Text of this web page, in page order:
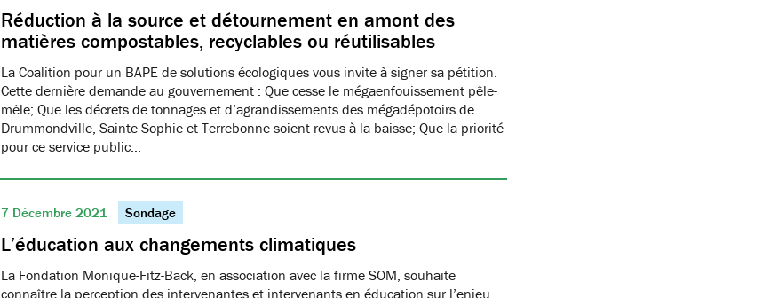
Réduction à la source et détournement en amont des
matières compostables, recyclables ou réutilisables
La Coalition pour un BAPE de solutions écologiques vous invite à signer sa pétition.
Cette dernière demande au gouvernement : Que cesse le mégaenfouissement pêle-
mêle; Que les décrets de tonnages et d’agrandissements des mégadépotoirs de
Drummondville, Sainte-Sophie et Terrebonne soient revus à la baisse; Que la priorité
pour ce service public…
7 Décembre 2021 Sondage
L’éducation aux changements climatiques
La Fondation Monique-Fitz-Back, en association avec la firme SOM, souhaite
connaître la perception des intervenantes et intervenants en éducation sur l’enjeu